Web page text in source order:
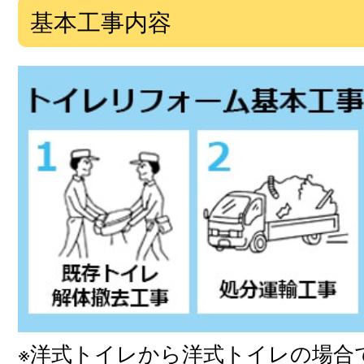
基本工事内容
※洋式トイレから洋式トイレの場